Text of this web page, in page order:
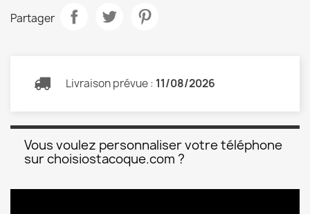
Partager
Livraison prévue : 11/08/2026
Vous voulez personnaliser votre téléphone
sur choisiostacoque.com ?